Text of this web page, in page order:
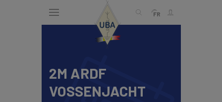
FR
ENGLISH
NEDERLANDS
Recherche
2M ARDF
VOSSENJACHT